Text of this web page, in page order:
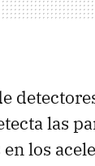
las
los